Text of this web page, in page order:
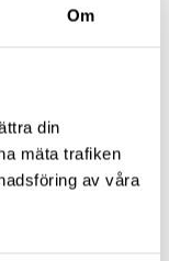
Om
din
mäta trafiken
av våra
Götalandsregionen…